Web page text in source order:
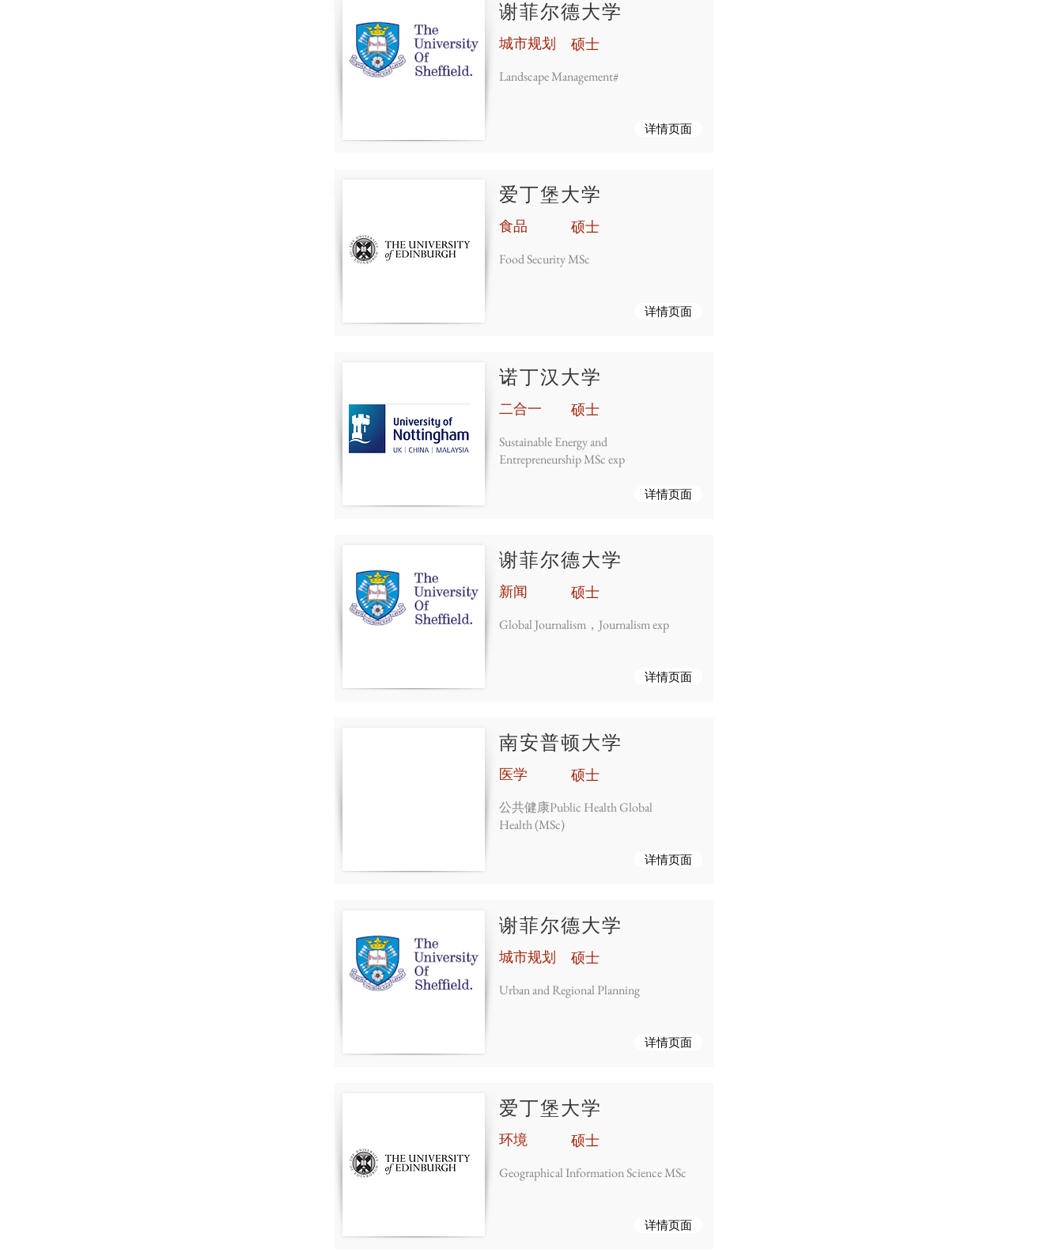
谢菲尔德大学
城市规划 硕士
Landscape Management#
详情页面
爱丁堡大学
食品 硕士
Food Security MSc
详情页面
诺丁汉大学
二合一 硕士
Sustainable Energy and
Entrepreneurship MSc exp
详情页面
谢菲尔德大学
新闻 硕士
Global Journalism，Journalism exp
详情页面
南安普顿大学
医学 硕士
公共健康Public Health Global
Health (MSc)
详情页面
谢菲尔德大学
城市规划 硕士
Urban and Regional Planning
详情页面
爱丁堡大学
环境 硕士
Geographical Information Science MSc
详情页面